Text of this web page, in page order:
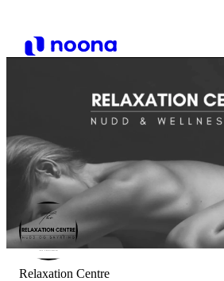
Relaxation Centre